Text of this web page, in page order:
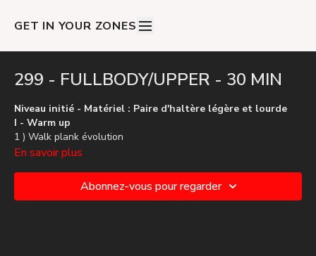
GET IN YOUR ZONES
299 - FULLBODY/UPPER - 30 MIN
Niveau initié - Matériel : Paire d'haltère légère et lourde
I - Warm up
1 ) Walk plank évolution
2 ) Crunch évolution
En savoir plus
Abonnez-vous pour regarder